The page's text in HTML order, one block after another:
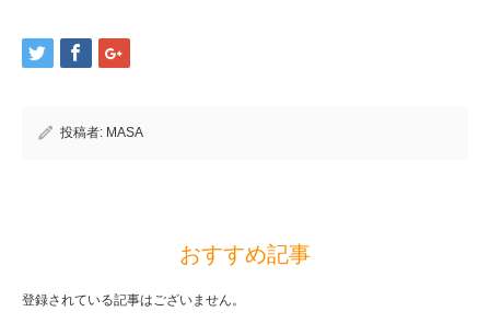
投稿者: MASA
おすすめ記事
登録されている記事はございません。